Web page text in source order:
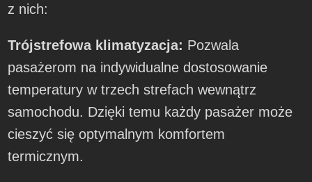
z nich:
Trójstrefowa klimatyzacja: Pozwala
pasażerom na indywidualne dostosowanie
temperatury w trzech strefach wewnątrz
samochodu. Dzięki temu każdy pasażer może
cieszyć się optymalnym komfortem
termicznym.